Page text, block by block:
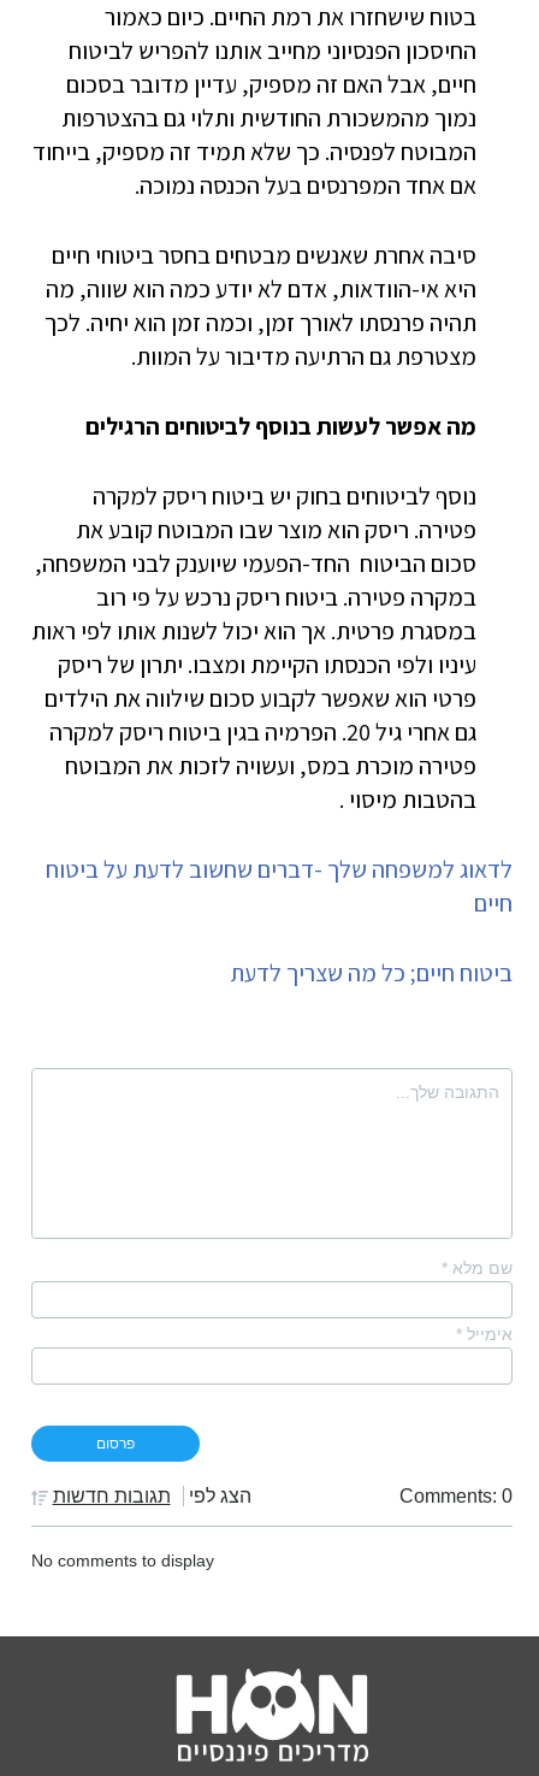
בטוח שישחזרו את רמת החיים. כיום כאמור
החיסכון הפנסיוני מחייב אותנו להפריש לביטוח
חיים, אבל האם זה מספיק, עדיין מדובר בסכום
נמוך מהמשכורת החודשית ותלוי גם בהצטרפות
המבוטח לפנסיה. כך שלא תמיד זה מספיק, בייחוד
אם אחד המפרנסים בעל הכנסה נמוכה.
סיבה אחרת שאנשים מבטחים בחסר ביטוחי חיים
היא אי-הוודאות, אדם לא יודע כמה הוא שווה, מה
תהיה פרנסתו לאורך זמן, וכמה זמן הוא יחיה. לכך
מצטרפת גם הרתיעה מדיבור על המוות.
מה אפשר לעשות בנוסף לביטוחים הרגילים
נוסף לביטוחים בחוק יש ביטוח ריסק למקרה
פטירה. ריסק הוא מוצר שבו המבוטח קובע את
סכום הביטוח החד-הפעמי שיוענק לבני המשפחה,
במקרה פטירה. ביטוח ריסק נרכש על פי רוב
במסגרת פרטית. אך הוא יכול לשנות אותו לפי ראות
עיניו ולפי הכנסתו הקיימת ומצבו. יתרון של ריסק
פרטי הוא שאפשר לקבוע סכום שילווה את הילדים
גם אחרי גיל 20. הפרמיה בגין ביטוח ריסק למקרה
פטירה מוכרת במס, ועשויה לזכות את המבוטח
בהטבות מיסוי .
לדאוג למשפחה שלך -דברים שחשוב לדעת על ביטוח
חיים
ביטוח חיים; כל מה שצריך לדעת
שם מלא *
אימייל *
Comments: 0 הצג לפי תגובות חדשות
No comments to display